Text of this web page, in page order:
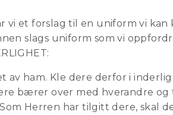
et forslag til en uniform vi kan
slags uniform som vi
av ham. Kle dere derfor i
bærer over med hverandre og
Herren har tilgitt dere, skal